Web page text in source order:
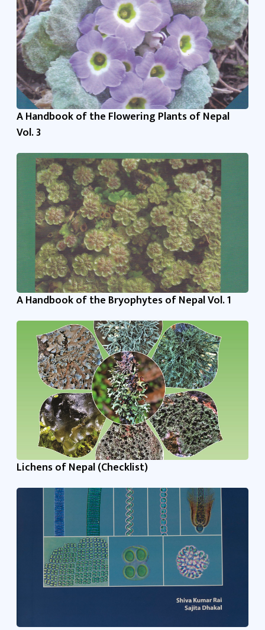
A Handbook of the Flowering Plants of Nepal
Vol. 3
A Handbook of the Bryophytes of Nepal Vol. 1
Lichens of Nepal (Checklist)